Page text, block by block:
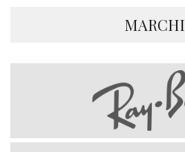
MARCHI